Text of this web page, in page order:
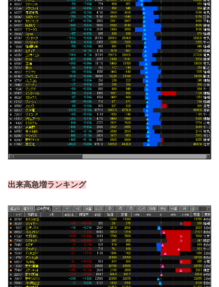
出来高急増ランキング